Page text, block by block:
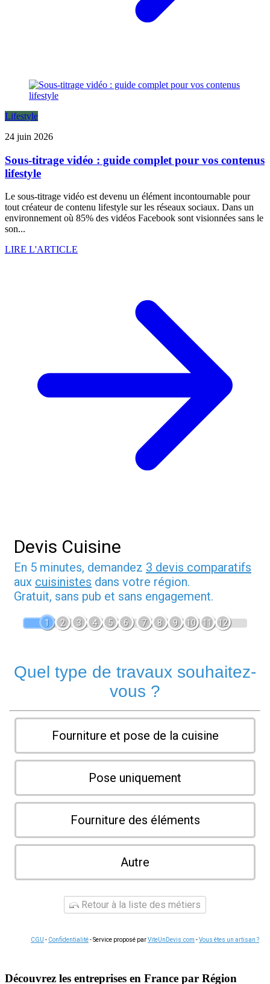
Lifestyle
24 juin 2026
Sous-titrage vidéo : guide complet pour vos contenus
lifestyle
Le sous-titrage vidéo est devenu un élément incontournable pour
tout créateur de contenu lifestyle sur les réseaux sociaux. Dans un
environnement où 85% des vidéos Facebook sont visionnées sans le
son...
LIRE L'ARTICLE
Devis Cuisine
En 5 minutes, demandez 3 devis comparatifs
aux cuisinistes dans votre région.
Gratuit, sans pub et sans engagement.
1 2 3 4 5 6 7 8 9 10 11 12
Quel type de travaux souhaitez-
vous ?
Fourniture et pose de la cuisine
Pose uniquement
Fourniture des éléments
Autre
Retour à la liste des métiers
CGU - Confidentialité- Service proposé parViteUnDevis.com -Vous êtes un artisan ?
Découvrez les entreprises en France par Région